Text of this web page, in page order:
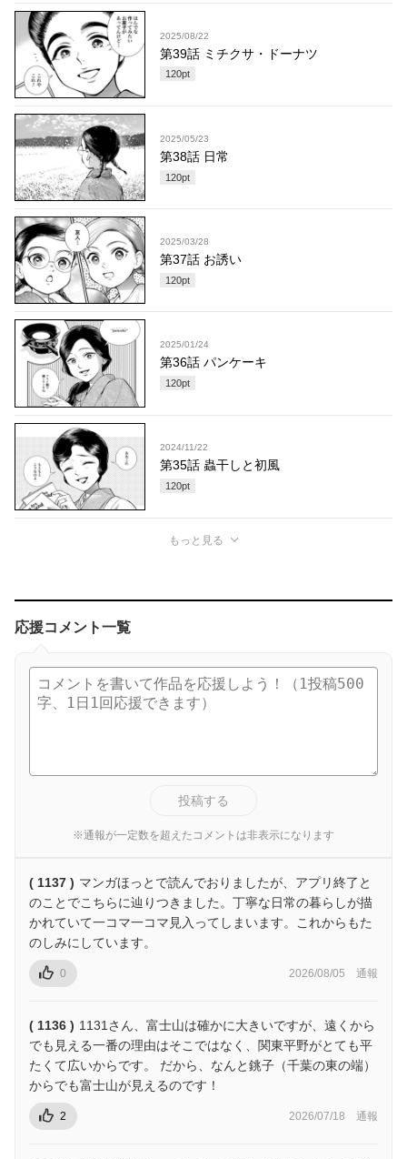
2025/08/22
第39話 ミチクサ・ドーナツ
120pt
2025/05/23
第38話 日常
120pt
2025/03/28
第37話 お誘い
120pt
2025/01/24
第36話 パンケーキ
120pt
2024/11/22
第35話 蟲干しと初風
120pt
もっと見る
応援コメント一覧
投稿する
※通報が一定数を超えたコメントは非表示になります
( 1137 ) マンガほっとで読んでおりましたが、アプリ終了と
のことでこちらに辿りつきました。丁寧な日常の暮らしが描
かれていて一コマ一コマ見入ってしまいます。これからもた
のしみにしています。
0 2026/08/05 通報
( 1136 ) 1131さん、富士山は確かに大きいですが、遠くから
でも見える一番の理由はそこではなく、関東平野がとても平
たくて広いからです。 だから、なんと銚子（千葉の東の端）
からでも富士山が見えるのです！
2 2026/07/18 通報